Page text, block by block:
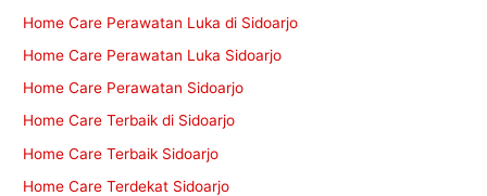
Home Care Perawatan Luka di Sidoarjo
Home Care Perawatan Luka Sidoarjo
Home Care Perawatan Sidoarjo
Home Care Terbaik di Sidoarjo
Home Care Terbaik Sidoarjo
Home Care Terdekat Sidoarjo